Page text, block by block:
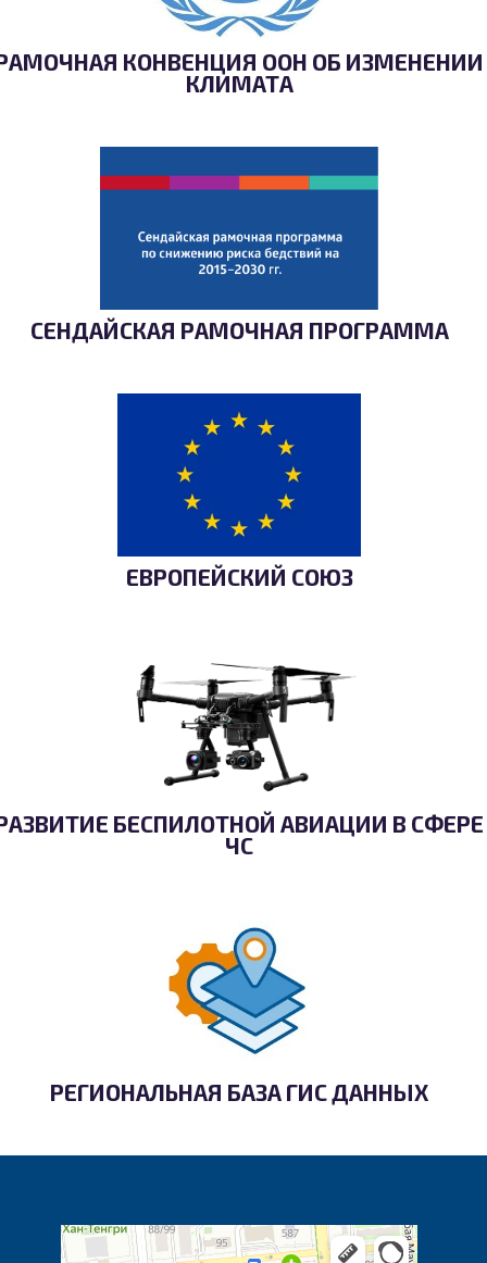
КОНВЕНЦИЯ ООН ОБ ИЗМЕНЕНИИ
КЛИМАТА
СЕНДАЙСКАЯ РАМОЧНАЯ ПРОГРАММА
ЕВРОПЕЙСКИЙ СОЮЗ
БЕСПИЛОТНОЙ АВИАЦИИ В СФЕРЕ
ЧС
РЕГИОНАЛЬНАЯ БАЗА ГИС ДАННЫХ